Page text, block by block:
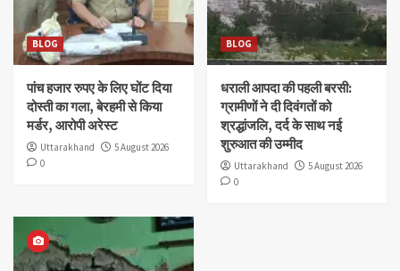
BLOG
पांच हजार रुपए के लिए घोंट दिया
दोस्ती का गला, बेरहमी से किया
मर्डर, आरोपी अरेस्ट
Uttarakhand
5 August 2026
0
BLOG
धराली आपदा की पहली बरसी:
ग्रामीणों ने दी दिवंगतों को
श्रद्धांजलि, दर्द के साथ नई
शुरुआत की उम्मीद
Uttarakhand
5 August 2026
0